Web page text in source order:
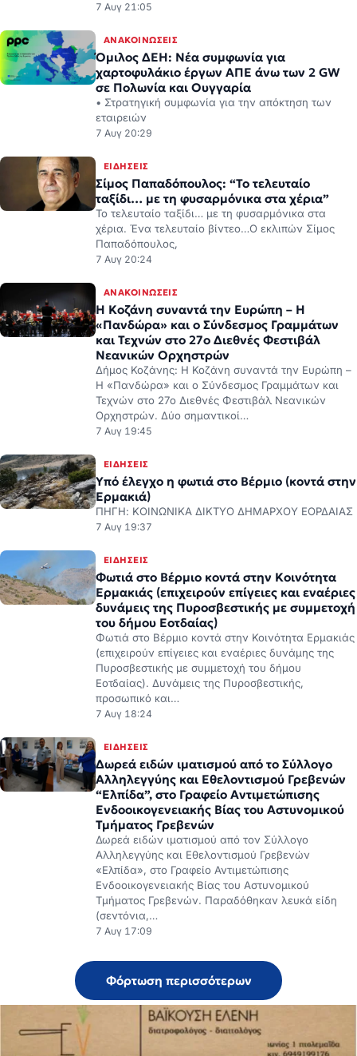
7 Αυγ 21:05
ΑΝΑΚΟΙΝΏΣΕΙΣ
Όμιλος ΔΕΗ: Νέα συμφωνία για
χαρτοφυλάκιο έργων ΑΠΕ άνω των 2 GW
σε Πολωνία και Ουγγαρία
• Στρατηγική συμφωνία για την απόκτηση των
εταιρειών
7 Αυγ 20:29
ΕΙΔΉΣΕΙΣ
Σίμος Παπαδόπουλος: “Το τελευταίο
ταξίδι… με τη φυσαρμόνικα στα χέρια”
Το τελευταίο ταξίδι… με τη φυσαρμόνικα στα
χέρια. Ένα τελευταίο βίντεο…Ο εκλιπών Σίμος
Παπαδόπουλος,
7 Αυγ 20:24
ΑΝΑΚΟΙΝΏΣΕΙΣ
Η Κοζάνη συναντά την Ευρώπη – Η
«Πανδώρα» και ο Σύνδεσμος Γραμμάτων
και Τεχνών στο 27ο Διεθνές Φεστιβάλ
Νεανικών Ορχηστρών
Δήμος Κοζάνης: Η Κοζάνη συναντά την Ευρώπη –
Η «Πανδώρα» και ο Σύνδεσμος Γραμμάτων και
Τεχνών στο 27ο Διεθνές Φεστιβάλ Νεανικών
Ορχηστρών. Δύο σημαντικοί…
7 Αυγ 19:45
ΕΙΔΉΣΕΙΣ
Υπό έλεγχο η φωτιά στο Βέρμιο (κοντά στην
Ερμακιά)
ΠΗΓΗ: ΚΟΙΝΩΝΙΚΑ ΔΙΚΤΥΟ ΔΗΜΑΡΧΟΥ ΕΟΡΔΑΙΑΣ
7 Αυγ 19:37
ΕΙΔΉΣΕΙΣ
Φωτιά στο Βέρμιο κοντά στην Κοινότητα
Ερμακιάς (επιχειρούν επίγειες και εναέριες
δυνάμεις της Πυροσβεστικής με συμμετοχή
του δήμου Εοτδαίας)
Φωτιά στο Βέρμιο κοντά στην Κοινότητα Ερμακιάς
(επιχειρούν επίγειες και εναέριες δυνάμης της
Πυροσβεστικής με συμμετοχή του δήμου
Εοτδαίας). Δυνάμεις της Πυροσβεστικής,
προσωπικό και…
7 Αυγ 18:24
ΕΙΔΉΣΕΙΣ
Δωρεά ειδών ιματισμού από το Σύλλογο
Αλληλεγγύης και Εθελοντισμού Γρεβενών
“Ελπίδα”, στο Γραφείο Αντιμετώπισης
Ενδοοικογενειακής Βίας του Αστυνομικού
Τμήματος Γρεβενών
Δωρεά ειδών ιματισμού από τον Σύλλογο
Αλληλεγγύης και Εθελοντισμού Γρεβενών
«Ελπίδα», στο Γραφείο Αντιμετώπισης
Ενδοοικογενειακής Βίας του Αστυνομικού
Τμήματος Γρεβενών. Παραδόθηκαν λευκά είδη
(σεντόνια,…
7 Αυγ 17:09
Φόρτωση περισσότερων